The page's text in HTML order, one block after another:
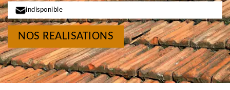
indisponible
NOS REALISATIONS